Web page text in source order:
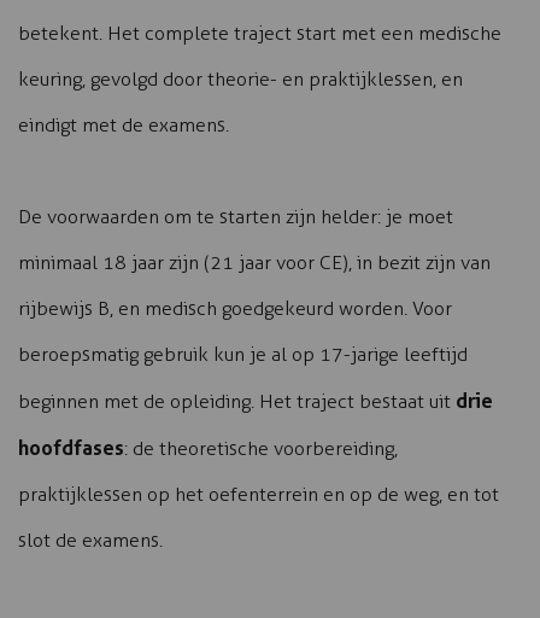
betekent. Het complete traject start met een medische
keuring, gevolgd door theorie- en praktijklessen, en
eindigt met de examens.
De voorwaarden om te starten zijn helder: je moet
minimaal 18 jaar zijn (21 jaar voor CE), in bezit zijn van
rijbewijs B, en medisch goedgekeurd worden. Voor
beroepsmatig gebruik kun je al op 17-jarige leeftijd
beginnen met de opleiding. Het traject bestaat uit drie
hoofdfases: de theoretische voorbereiding,
praktijklessen op het oefenterrein en op de weg, en tot
slot de examens.